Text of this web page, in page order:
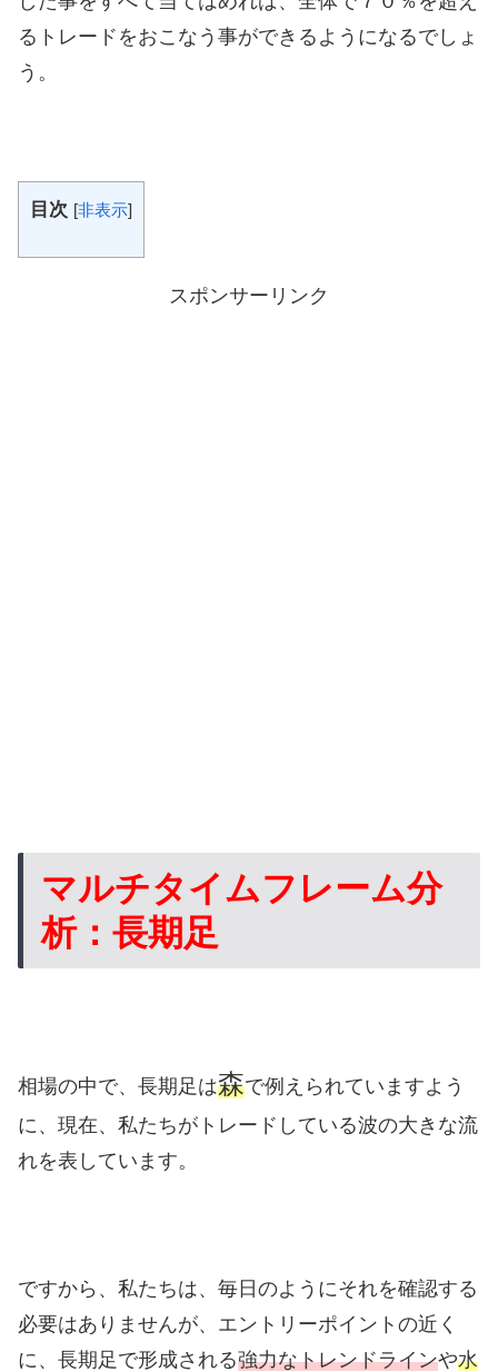
るトレードをおこなう事ができるようになるでしょ
う。
目次 [非表示]
スポンサーリンク
マルチタイムフレーム分
析：長期足
相場の中で、長期足は森で例えられていますよう
に、現在、私たちがトレードしている波の大きな流
れを表しています。
ですから、私たちは、毎日のようにそれを確認する
必要はありませんが、エントリーポイントの近く
に、長期足で形成される強力なトレンドラインや水